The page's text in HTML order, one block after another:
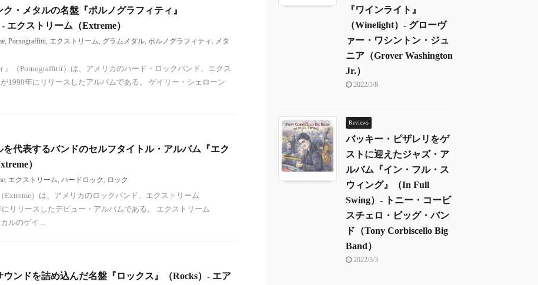
・メタルの名盤『ポルノグラフィティ』
エクストリーム（Extreme）
Pornograffitti エクストリーム グラムメタル ポルノグラフィティ
メタ
』（Pornograffitti）は、アメリカのハード・ロックバンド、エクス
が1990年にリリースしたアルバムである。 ゲイリー・シェローン
を代表するバンドのセルフタイトル・アルバム『エク
）
エクストリーム ハードロック ロック
Extreme）は、アメリカのロックバンド、エクストリーム
にリリースしたデビュー・アルバムである。 エクストリーム
ルのゲイ ...
ンドを詰め込んだ名盤『ロックス』（Rocks）- エア
『ワインライト』
（Winelight）- グローヴ
ァー・ワシントン・ジュ
ニア（Grover Washington
Jr.）
2022/3/8
Reviews
バッキー・ピザレリをゲ
ストに迎えたジャズ・ア
ルバム『イン・フル・ス
ウィング』（In Full
Swing）- トニー・コービ
スチェロ・ビッグ・バン
ド（Tony Corbiscello Big
Band）
2022/3/3